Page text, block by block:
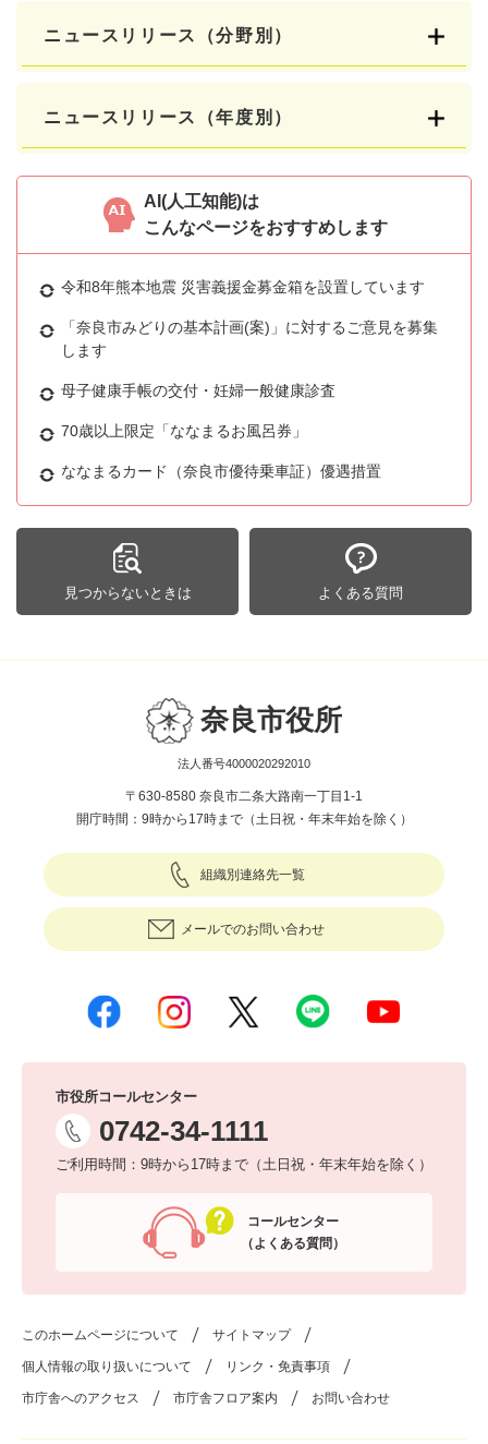
ニュースリリース（分野別）
ニュースリリース（年度別）
AI(人工知能)は
こんなページをおすすめします
令和8年熊本地震 災害義援金募金箱を設置しています
「奈良市みどりの基本計画(案)」に対するご意見を募集
します
母子健康手帳の交付・妊婦一般健康診査
70歳以上限定「ななまるお風呂券」
ななまるカード（奈良市優待乗車証）優遇措置
見つからないときは よくある質問
奈良市役所
法人番号4000020292010
〒630-8580 奈良市二条大路南一丁目1-1
開庁時間：9時から17時まで（土日祝・年末年始を除く）
組織別連絡先一覧
メールでのお問い合わせ
市役所コールセンター
0742-34-1111
ご利用時間：9時から17時まで（土日祝・年末年始を除く）
コールセンター
（よくある質問）
このホームページについて サイトマップ
個人情報の取り扱いについて リンク・免責事項
市庁舎へのアクセス 市庁舎フロア案内 お問い合わせ